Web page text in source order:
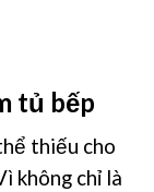
tủ bếp
thiếu cho
không chỉ là